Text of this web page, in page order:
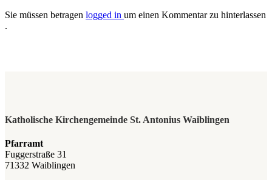
Sie müssen betragen logged in um einen Kommentar zu hinterlassen
.
Katholische Kirchengemeinde St. Antonius Waiblingen
Pfarramt
Fuggerstraße 31
71332 Waiblingen